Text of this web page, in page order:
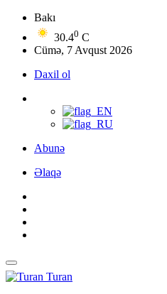
Bakı
30.40 C
Cümə, 7 Avqust 2026
Daxil ol
Abunə
Əlaqə
Turan